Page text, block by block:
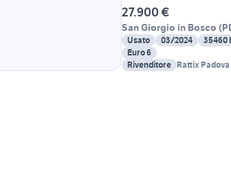
27.900 €
San Giorgio in Bosco (
Usato 03/2024 35460
Euro 6
Rivenditore Rattix Padova